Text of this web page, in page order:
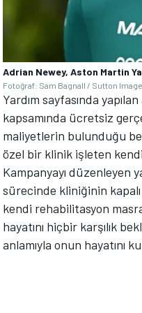
Adrian Newey, Aston Martin
Fotoğraf: Sam Bagnall / Sutton
Yardım sayfasında
kapsamında ücretsiz
maliyetlerin bulunduğu
özel bir klinik işleten
Kampanyayı düzenleyen
sürecinde kliniğinin kapalı
kendi rehabilitasyon
hayatını hiçbir karşılık
anlamıyla onun hayatını